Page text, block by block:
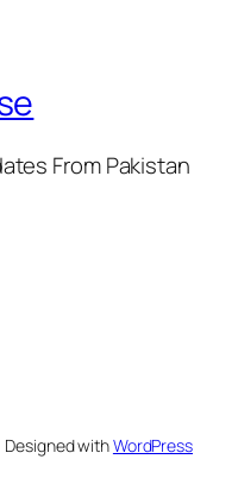
From Pakistan
Designed withWordPress